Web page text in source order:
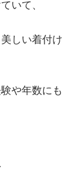
いて、
しい着付け
や年数にも